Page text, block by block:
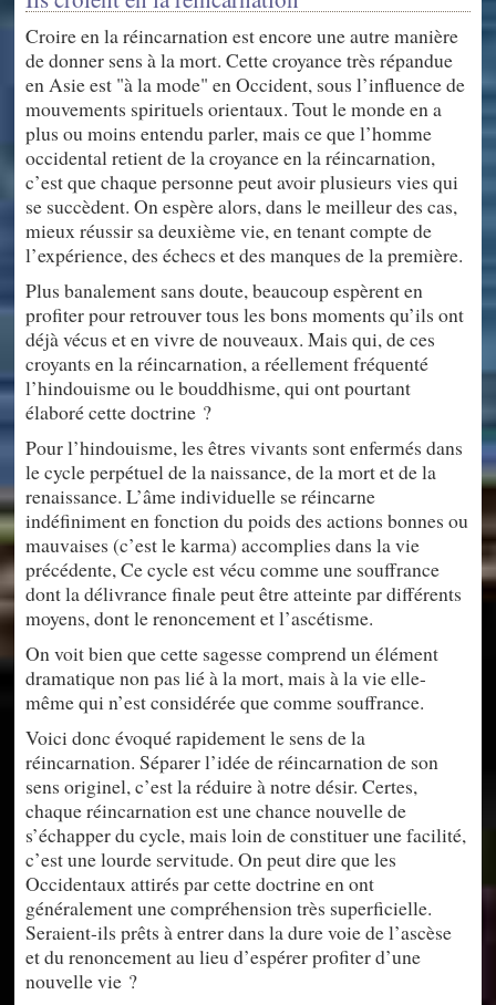
Croire en la réincarnation est encore une autre manière
de donner sens à la mort. Cette croyance très répandue
en Asie est "à la mode" en Occident, sous l’influence de
mouvements spirituels orientaux. Tout le monde en a
plus ou moins entendu parler, mais ce que l’homme
occidental retient de la croyance en la réincarnation,
c’est que chaque personne peut avoir plusieurs vies qui
se succèdent. On espère alors, dans le meilleur des cas,
mieux réussir sa deuxième vie, en tenant compte de
l’expérience, des échecs et des manques de la première.
Plus banalement sans doute, beaucoup espèrent en
profiter pour retrouver tous les bons moments qu’ils ont
déjà vécus et en vivre de nouveaux. Mais qui, de ces
croyants en la réincarnation, a réellement fréquenté
l’hindouisme ou le bouddhisme, qui ont pourtant
élaboré cette doctrine ?
Pour l’hindouisme, les êtres vivants sont enfermés dans
le cycle perpétuel de la naissance, de la mort et de la
renaissance. L’âme individuelle se réincarne
indéfiniment en fonction du poids des actions bonnes ou
mauvaises (c’est le karma) accomplies dans la vie
précédente, Ce cycle est vécu comme une souffrance
dont la délivrance finale peut être atteinte par différents
moyens, dont le renoncement et l’ascétisme.
On voit bien que cette sagesse comprend un élément
dramatique non pas lié à la mort, mais à la vie elle-
même qui n’est considérée que comme souffrance.
Voici donc évoqué rapidement le sens de la
réincarnation. Séparer l’idée de réincarnation de son
sens originel, c’est la réduire à notre désir. Certes,
chaque réincarnation est une chance nouvelle de
s’échapper du cycle, mais loin de constituer une facilité,
c’est une lourde servitude. On peut dire que les
Occidentaux attirés par cette doctrine en ont
généralement une compréhension très superficielle.
Seraient-ils prêts à entrer dans la dure voie de l’ascèse
et du renoncement au lieu d’espérer profiter d’une
nouvelle vie ?